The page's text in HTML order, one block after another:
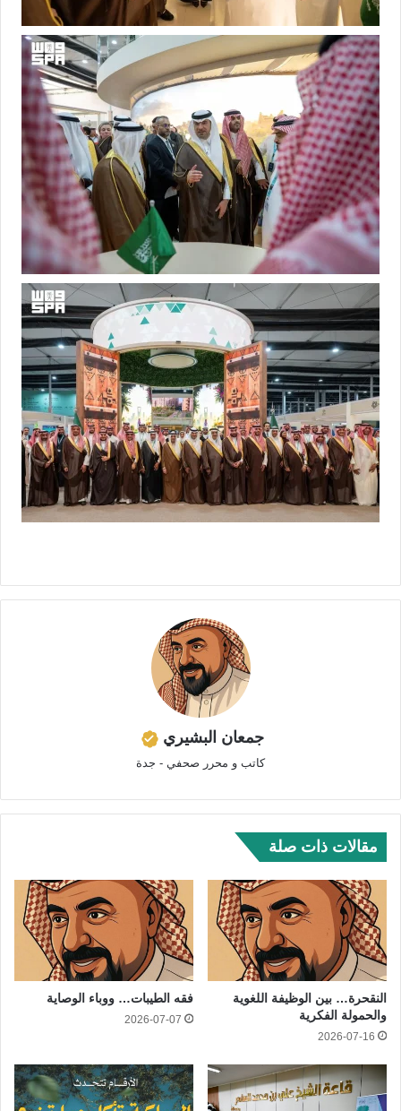
جمعان البشيري
كاتب و محرر صحفي - جدة
مقالات ذات صلة
النقحرة… بين الوظيفة اللغوية
والحمولة الفكرية
2026-07-16
فقه الطيبات… ووباء الوصاية
2026-07-07